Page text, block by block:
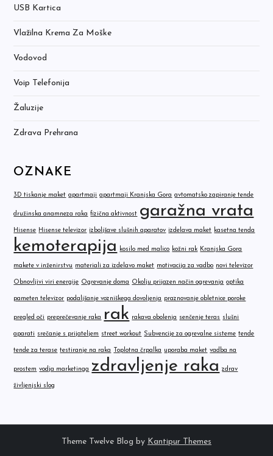
USB Kartica
Vlažilna Krema Za Moške
Vodovod
Voip Telefonija
Žaluzije
Zdrava Prehrana
OZNAKE
3D tiskanje maket apartmaji apartmaji Kranjska Gora avtomatsko zapiranje tende
družinska anamneza raka fizična aktivnost garažna vrata
Hisense Hisense televizor izboljšave slušnih aparatov izdelava maket kasetna tenda
kemoterapija kosilo med malico kožni rak Kranjska Gora
makete v inženirstvu materiali za izdelavo maket motivacija za vadbo novi televizor
Obnovljivi viri energije Ogrevanje doma Okolju prijazen način ogrevanja optika
pameten televizor podaljšanje vozniškega dovoljenja praznovanje obletnice poroke
pregled oči preprečevanje raka rak rakava obolenja senčenje teras slušni
aparati srečanje s prijateljem street workout Subvencije za ogrevalne sisteme tende
tende za terase testiranje na raka Toplotna črpalka uporaba maket vadba na
prostem vodja marketinga zdravljenje raka zdrav
življenjski slog
Theme Twelve Blog by Kantipur Themes